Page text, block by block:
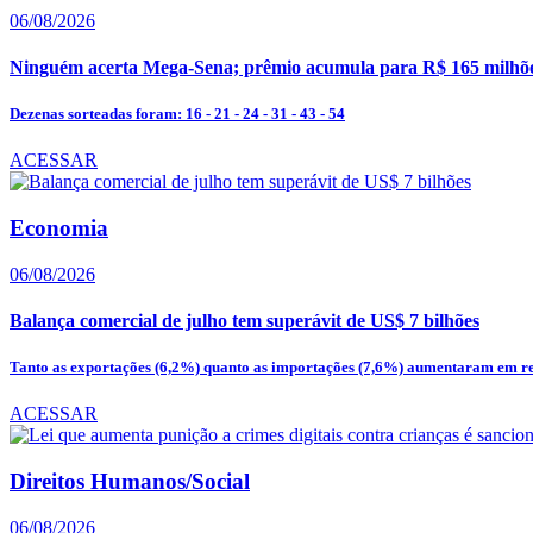
06/08/2026
Ninguém acerta Mega-Sena; prêmio acumula para R$ 165
Dezenas sorteadas foram: 16 - 21 - 24 - 31 - 43 - 54
ACESSAR
Economia
06/08/2026
Balança comercial de julho tem superávit de US$ 7 bilhões
Tanto as exportações (6,2%) quanto as importações (7,6%) aumentaram em
ACESSAR
Direitos Humanos/Social
06/08/2026